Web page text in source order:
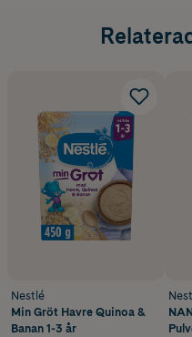
Nestlé
Min Gröt Havre Quinoa &
Banan 1-3 år